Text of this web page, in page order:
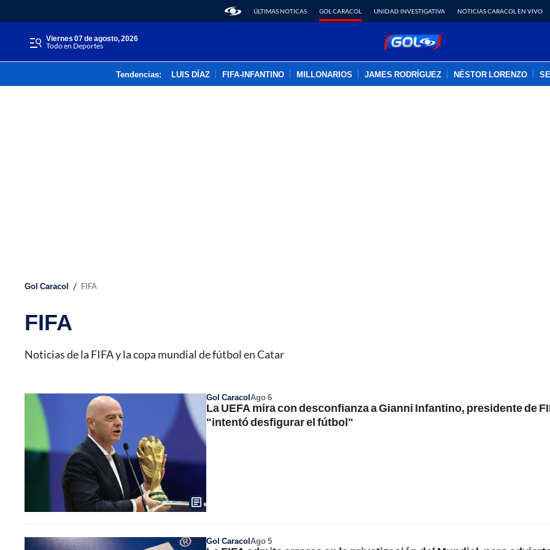
ÚLTIMAS NOTICAS GOL CARACOL UNIDAD INVESTIGATIVA NOTICIAS CARACOL EN VIVO
viernes 07 de agosto, 2026
Todo en Deportes
Tendencias: LUIS DÍAZ FIFA-INFANTINO MILLONARIOS JAMES RODRÍGUEZ NÉSTOR LORENZO
Gol Caracol / FIFA
FIFA
Noticias de la FIFA y la copa mundial de fútbol en Catar
Gol CaracolAgo 6
La UEFA mira con desconfianza a Gianni Infantino, presidente de
"intentó desfigurar el fútbol"
Gol CaracolAgo 5